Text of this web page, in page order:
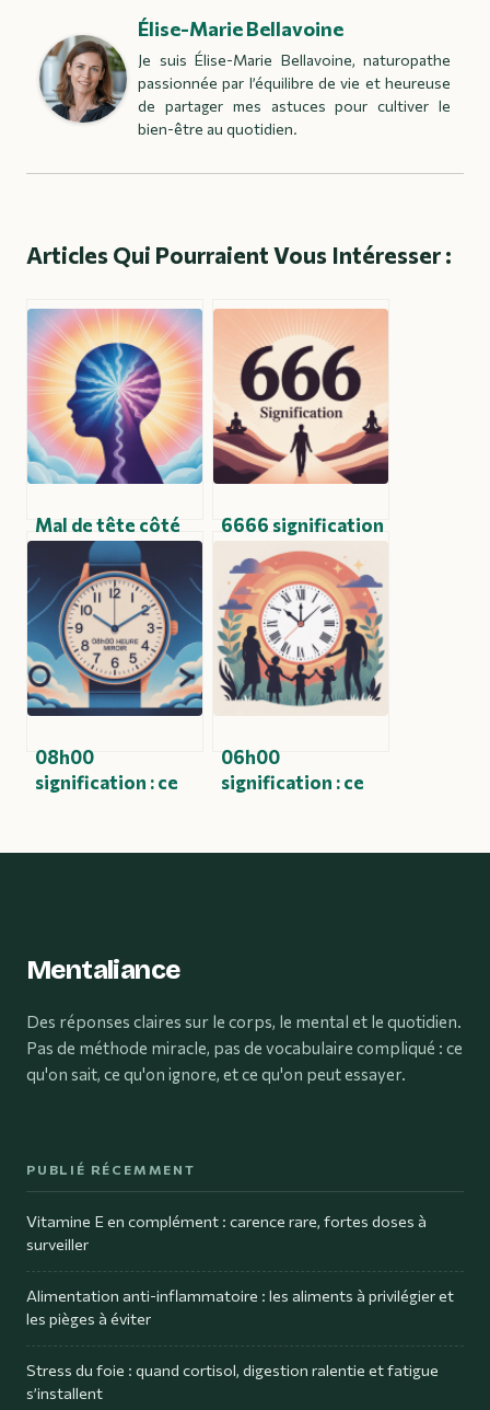
Élise-Marie Bellavoine
Je suis Élise-Marie Bellavoine, naturopathe
passionnée par l’équilibre de vie et heureuse
de partager mes astuces pour cultiver le
bien-être au quotidien.
Articles Qui Pourraient Vous Intéresser :
Mal de tête côté
gauche :
signification
spirituelle, sens
caché et pistes
concrètes
6666 signification
: message
spirituel, amour,
flamme jumelle et
ange gardien
08h00
signification : ce
heure miroir
06h00
signification : ce
dans votre vie
Mentaliance
Des réponses claires sur le corps, le mental et le quotidien.
Pas de méthode miracle, pas de vocabulaire compliqué : ce
qu'on sait, ce qu'on ignore, et ce qu'on peut essayer.
PUBLIÉ RÉCEMMENT
Vitamine E en complément : carence rare, fortes doses à
surveiller
Alimentation anti-inflammatoire : les aliments à privilégier et
les pièges à éviter
Stress du foie : quand cortisol, digestion ralentie et fatigue
s’installent